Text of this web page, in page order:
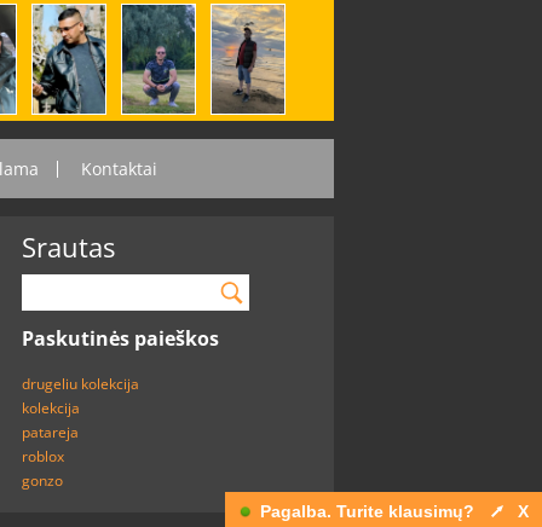
Kontaktai
Srautas
Paskutinės paieškos
drugeliu kolekcija
kolekcija
patareja
roblox
gonzo
Pagalba. Turite klausimų? X